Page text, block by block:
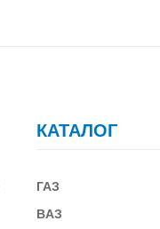
КАТАЛОГ
ГАЗ
ВАЗ